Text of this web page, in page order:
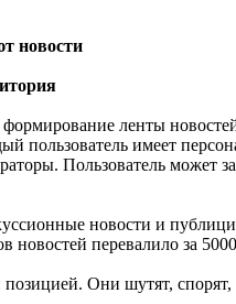
новости
ленты
пользователь имеет
Пользователь
новости и
перевалило за
Они шутят,